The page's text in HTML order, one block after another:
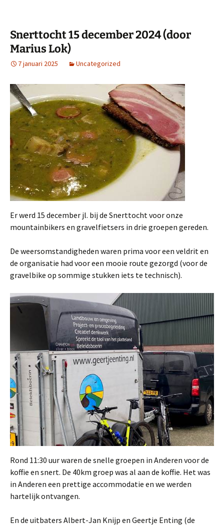
Snerttocht 15 december 2024 (door
Marius Lok)
7 januari 2025 Uncategorized
Er werd 15 december jl. bij de Snerttocht voor onze
mountainbikers en gravelfietsers in drie groepen gereden.
De weersomstandigheden waren prima voor een veldrit en
de organisatie had voor een mooie route gezorgd (voor de
gravelbike op sommige stukken iets te technisch).
Rond 11:30 uur waren de snelle groepen in Anderen voor de
koffie en snert. De 40km groep was al aan de koffie. Het was
in Anderen een prettige accommodatie en we werden
hartelijk ontvangen.
En de uitbaters Albert-Jan Knijp en Geertje Enting (de